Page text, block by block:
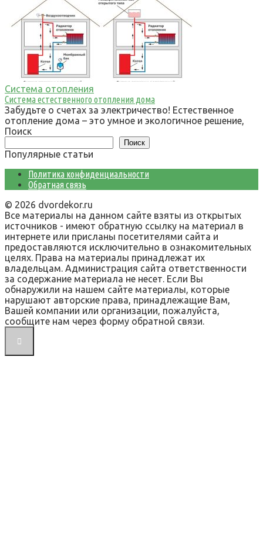
Система отопления
Система естественного отопления дома
Забудьте о счетах за электричество! Естественное
отопление дома – это умное и экологичное решение,
Поиск
Поиск
Популярные статьи
Политика конфиденциальности
Обратная связь
© 2026 dvordekor.ru
Все материалы на данном сайте взяты из открытых
источников - имеют обратную ссылку на материал в
интернете или присланы посетителями сайта и
предоставляются исключительно в ознакомительных
целях. Права на материалы принадлежат их
владельцам. Администрация сайта ответственности
за содержание материала не несет. Если Вы
обнаружили на нашем сайте материалы, которые
нарушают авторские права, принадлежащие Вам,
Вашей компании или организации, пожалуйста,
сообщите нам через форму обратной связи.